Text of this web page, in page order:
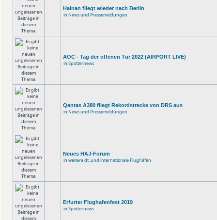
Hainan fliegt wieder nach Berlin
in News und Pressemeldungen
AOC - Tag der offenen Tür 2022 (AIRPORT LIVE)
in Spotternews
Qantas A380 fliegt Rekordstrecke von DRS aus
in News und Pressemeldungen
Neues HAJ-Forum
in weitere dt. und internationale Flughäfen
Erfurter Flughafenfest 2019
in Spotternews